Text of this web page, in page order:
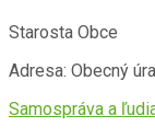
Starosta Obce
Adresa: Obecný
Samospráva a